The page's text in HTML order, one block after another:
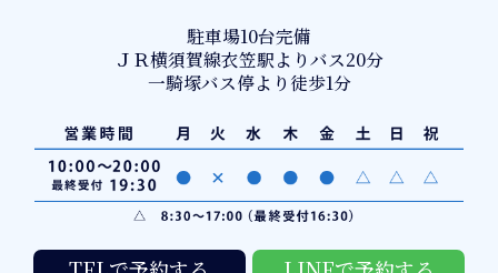
駐車場10台完備
ＪＲ横須賀線衣笠駅よりバス20分
一騎塚バス停より徒歩1分